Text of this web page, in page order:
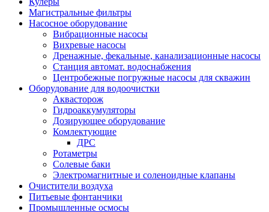
Магистральные фильтры
Насосное оборудование
Вибрационные насосы
Вихревые насосы
Дренажные, фекальные, канализационные насосы
Станция автомат. водоснабжения
Центробежные погружные насосы для скважин
Оборудование для водоочистки
Аквасторож
Гидроаккумуляторы
Дозирующее оборудование
Комлектующие
ДРС
Ротаметры
Солевые баки
Электромагнитные и соленоидные клапаны
Очистители воздуха
Питьевые фонтанчики
Промышленные осмосы